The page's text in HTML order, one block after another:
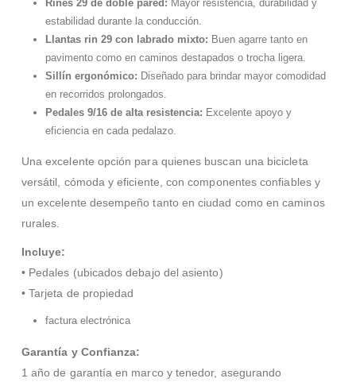
Rines 29 de doble pared: Mayor resistencia, durabilidad y
estabilidad durante la conducción.
Llantas rin 29 con labrado mixto: Buen agarre tanto en
pavimento como en caminos destapados o trocha ligera.
Sillín ergonómico: Diseñado para brindar mayor comodidad
en recorridos prolongados.
Pedales 9/16 de alta resistencia: Excelente apoyo y
eficiencia en cada pedalazo.
Una excelente opción para quienes buscan una bicicleta
versátil, cómoda y eficiente, con componentes confiables y
un excelente desempeño tanto en ciudad como en caminos
rurales.
Incluye:
• Pedales (ubicados debajo del asiento)
• Tarjeta de propiedad
factura electrónica
Garantía y Confianza:
1 año de garantía en marco y tenedor, asegurando